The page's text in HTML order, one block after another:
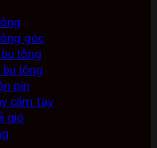
góc
lông
bu lông
pin
cầm tay
gió